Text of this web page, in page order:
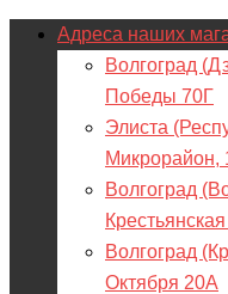
Адреса наших
Волгоград
Победы 70Г
Элиста
Микрорайон,
Волгоград
Волгоград
Октября 20А